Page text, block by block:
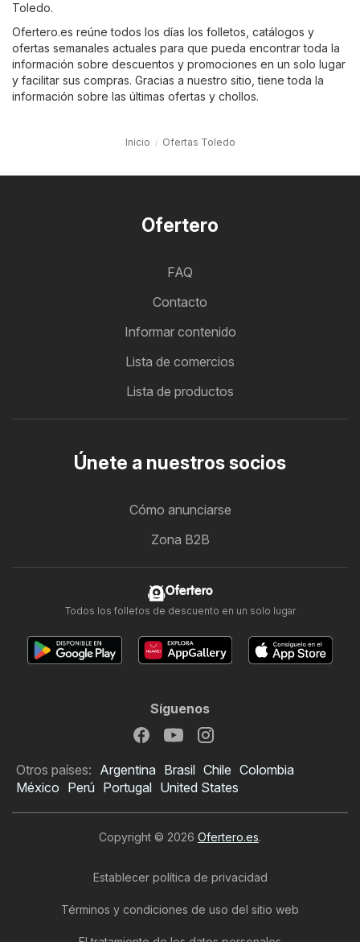
Toledo.
Ofertero.es reúne todos los días los folletos, catálogos y
ofertas semanales actuales para que pueda encontrar toda la
información sobre descuentos y promociones en un solo lugar
y facilitar sus compras. Gracias a nuestro sitio, tiene toda la
información sobre las últimas ofertas y chollos.
Inicio Ofertas Toledo
Ofertero
FAQ
Contacto
Informar contenido
Lista de comercios
Lista de productos
Únete a nuestros socios
Cómo anunciarse
Zona B2B
Ofertero
Todos los folletos de descuento en un solo lugar
Síguenos
Otros países: Argentina Brasil Chile Colombia
México Perú Portugal United States
Copyright © 2026 Ofertero.es.
Establecer política de privacidad
Términos y condiciones de uso del sitio web